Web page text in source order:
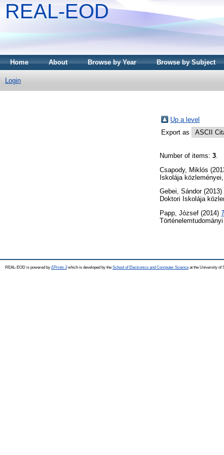
REAL-EOD
Home About Browse by Year Browse by Subject
Login
Up a level
Export as
Number of items: 3
Csapody, Miklós
Iskolája
Gebei, Sándor(2013)
Doktori Iskolája
Papp, József (2014)
REAL-EOD is powered by EPrints 3which is developed by the School of Electronics and Computer Science at the University of